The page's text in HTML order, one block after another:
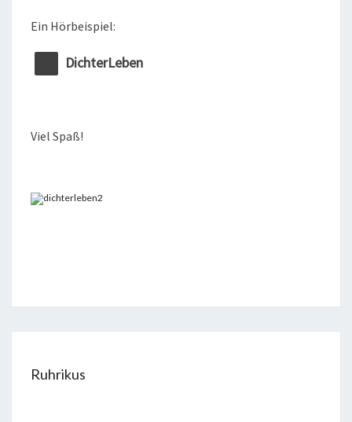
Ein Hörbeispiel:
DichterLeben
Viel Spaß!
Ruhrikus